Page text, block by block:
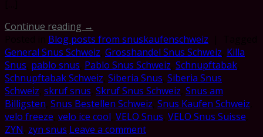
Continue reading →
Blog posts from snuskaufenschweiz
General Snus Schweiz Grosshandel Snus Schweiz Killa
Snus pablo snus Pablo Snus Schweiz Schnupftabak
Schnupftabak Schweiz Siberia Snus Siberia Snus
Schweiz skruf snus Skruf Snus Schweiz Snus am
Billigsten Snus Bestellen Schweiz Snus Kaufen Schweiz
velo freeze velo ice cool VELO Snus VELO Snus Suisse
ZYN zyn snus Leave a comment